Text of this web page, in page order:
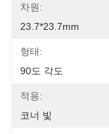
차원:
23.7*23.7mm
형태:
90도 각도
적용:
코너 빛